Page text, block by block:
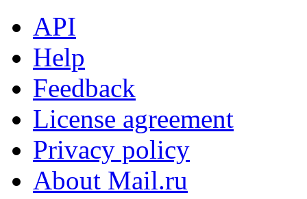
API
Help
Feedback
License agreement
Privacy policy
About Mail.ru